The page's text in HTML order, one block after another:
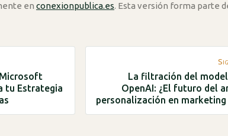
en conexionpublica.es. Esta versión forma parte
tu Estrategia
La filtración del
OpenAI: ¿El futuro del
personalización en